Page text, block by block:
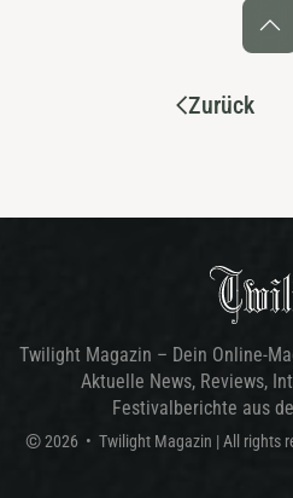
Zurück
Twilight Magazin – Dein Online-
Aktuelle News, Reviews,
Festivalberichte aus
© 2026 • Twilight Magazin | All rights